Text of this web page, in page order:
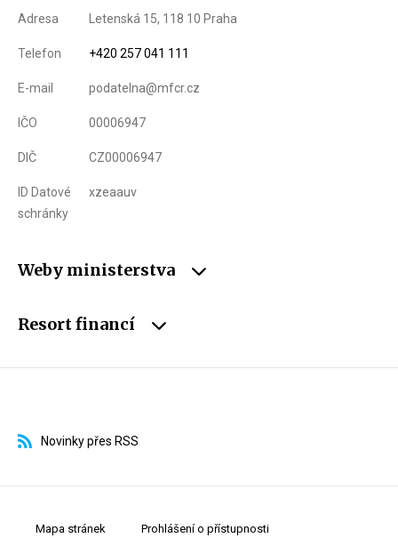
Adresa Letenská 15, 118 10 Praha
Telefon +420 257 041 111
E-mail podatelna@mfcr.cz
IČO 00006947
DIČ CZ00006947
ID Datové
schránky
xzeaauv
Weby ministerstva
Resort financí
Novinky přes RSS
Mapa stránek Prohlášení o přístupnosti